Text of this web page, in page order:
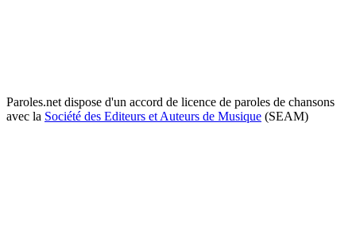
Paroles.net dispose d'un accord de licence de paroles de chansons
avec la Société des Editeurs et Auteurs de Musique (SEAM)